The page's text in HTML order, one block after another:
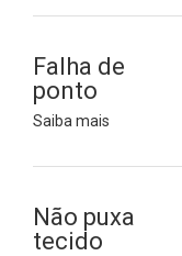
Falha de
ponto
Saiba mais
Não puxa
tecido